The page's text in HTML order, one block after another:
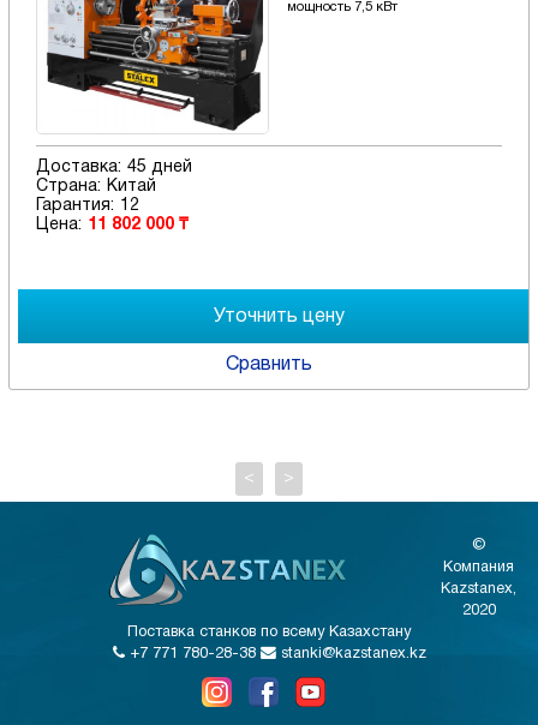
мощность 7,5 кВт
Доставка: 45 дней
Страна:
Китай
Гарантия:
12
Цена: 11 802 000 ₸
Сравнить
< >
©
Компания
Kazstanex,
2020
Поставка станков по всему Казахстану
+7 771 780-28-38
stanki@kazstanex.kz